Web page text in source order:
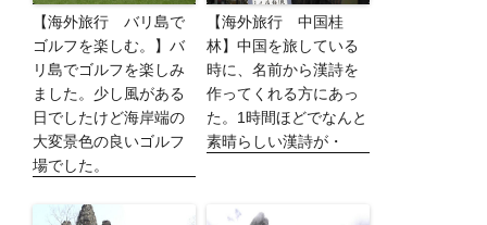
【海外旅行 バリ島で
ゴルフを楽しむ。】バ
リ島でゴルフを楽しみ
ました。少し風がある
日でしたけど海岸端の
大変景色の良いゴルフ
場でした。
【海外旅行 中国桂
林】中国を旅している
時に、名前から漢詩を
作ってくれる方にあっ
た。1時間ほどでなんと
素晴らしい漢詩が・